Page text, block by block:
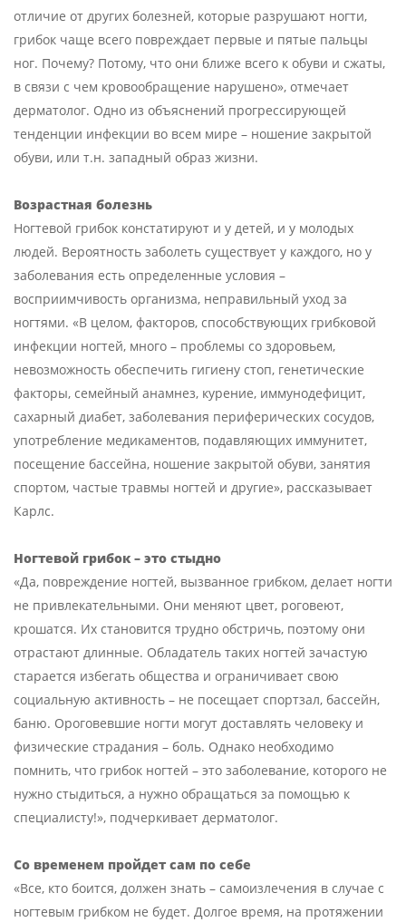
отличие от других болезней, которые разрушают ногти,
грибок чаще всего повреждает первые и пятые пальцы
ног. Почему? Потому, что они ближе всего к обуви и сжаты,
в связи с чем кровообращение нарушено», отмечает
дерматолог. Одно из объяснений прогрессирующей
тенденции инфекции во всем мире – ношение закрытой
обуви, или т.н. западный образ жизни.
Возрастная болезнь
Ногтевой грибок констатируют и у детей, и у молодых
людей. Вероятность заболеть существует у каждого, но у
заболевания есть определенные условия –
восприимчивость организма, неправильный уход за
ногтями. «В целом, факторов, способствующих грибковой
инфекции ногтей, много – проблемы со здоровьем,
невозможность обеспечить гигиену стоп, генетические
факторы, семейный анамнез, курение, иммунодефицит,
сахарный диабет, заболевания периферических сосудов,
употребление медикаментов, подавляющих иммунитет,
посещение бассейна, ношение закрытой обуви, занятия
спортом, частые травмы ногтей и другие», рассказывает
Карлс.
Ногтевой грибок – это стыдно
«Да, повреждение ногтей, вызванное грибком, делает ногти
не привлекательными. Они меняют цвет, роговеют,
крошатся. Их становится трудно обстричь, поэтому они
отрастают длинные. Обладатель таких ногтей зачастую
старается избегать общества и ограничивает свою
социальную активность – не посещает спортзал, бассейн,
баню. Ороговевшие ногти могут доставлять человеку и
физические страдания – боль. Однако необходимо
помнить, что грибок ногтей – это заболевание, которого не
нужно стыдиться, а нужно обращаться за помощью к
специалисту!», подчеркивает дерматолог.
Со временем пройдет сам по себе
«Все, кто боится, должен знать – самоизлечения в случае с
ногтевым грибком не будет. Долгое время, на протяжении